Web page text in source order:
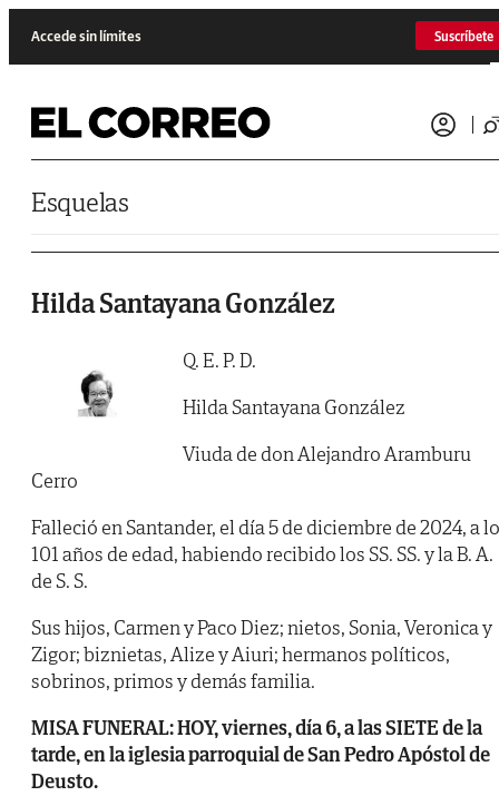
Accede sin límites Suscríbete
Esquelas
Hilda Santayana González
Q. E. P. D.
Hilda Santayana González
Viuda de don Alejandro Aramburu
Cerro
Falleció en Santander, el día 5 de diciembre de 2024, a
101 años de edad, habiendo recibido los SS. SS. y la B. A.
de S. S.
Sus hijos, Carmen y Paco Diez; nietos, Sonia, Veronica y
Zigor; biznietas, Alize y Aiuri; hermanos políticos,
sobrinos, primos y demás familia.
MISA FUNERAL: HOY, viernes, día 6, a las SIETE de la
tarde, en la iglesia parroquial de San Pedro Apóstol de
Deusto.